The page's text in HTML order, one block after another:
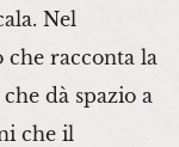
Nel
che racconta la
dà spazio a
che il